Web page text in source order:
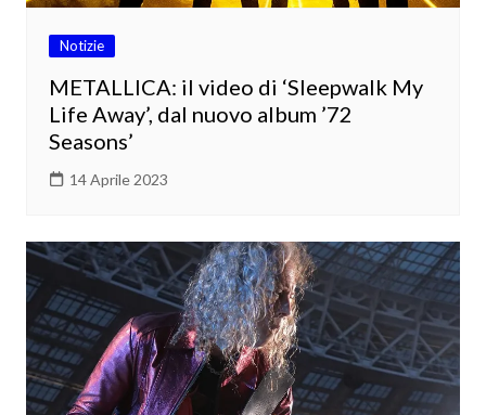
Notizie
METALLICA: il video di ‘Sleepwalk My
Life Away’, dal nuovo album ’72
Seasons’
14 Aprile 2023